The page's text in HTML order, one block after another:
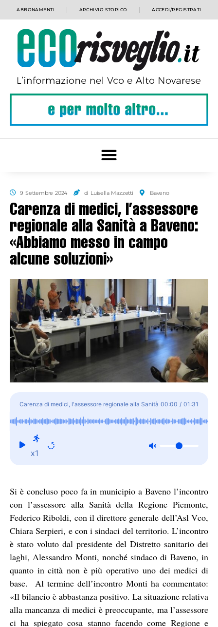
ABBONAMENTI ARCHIVIO STORICO ACCEDI/REGISTRATI
9 Settembre 2024 di Luisella Mazzetti Baveno
Carenza di medici, l’assessore
regionale alla Sanità a Baveno:
«Abbiamo messo in campo
alcune soluzioni»
Carenza di medici, l'assessore regionale alla Sanità
a Baveno: «Abbiamo messo in campo alcune
soluzioni»
00:00 / 01:31
x1
Si è concluso poco fa in municipio a Baveno l’incontro
con l’assessore alla Sanità della Regione Piemonte,
Federico Riboldi, con il direttore generale dell’Asl Vco,
Chiara Serpieri, e con i sindaci del territorio. L’incontro
è stato voluto dal presidente del Distretto sanitario dei
laghi, Alessandro Monti, nonché sindaco di Baveno, in
quanto in città non è più operativo uno dei medici di
base. Al termine dell’incontro Monti ha commentato:
«Il bilancio è abbastanza positivo. La situazione relativa
alla mancanza di medici è preoccupante, ma l’assessore
ci ha spiegato cosa stanno facendo come Regione e